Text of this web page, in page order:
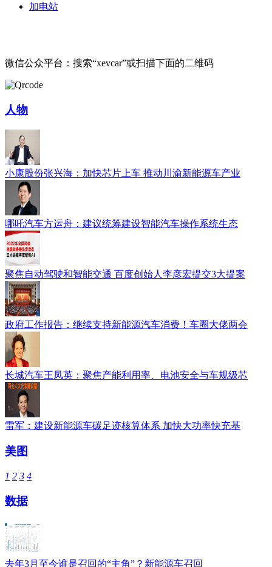
加电站
微信公众平台：搜索“xevcar”或扫描下面的二维码
人物
小康股份张兴海：加快芯片上车 推动川渝新能源车产业
哪吒汽车方运舟：建议统筹建设智能汽车操作系统生态
聚焦自动驾驶和智能交通 百度创始人李彦宏提交3大提案
政府工作报告：继续支持新能源汽车消费！车圈大佬两会
长城汽车王凤英：聚焦产能利用率、电池安全与车规级芯
雷军：建设新能源车碳足迹核算体系 加快大功率快充基
美图
1 2 3 4
数据
去年3月至今谁是召回的“主角”？新能源车召回